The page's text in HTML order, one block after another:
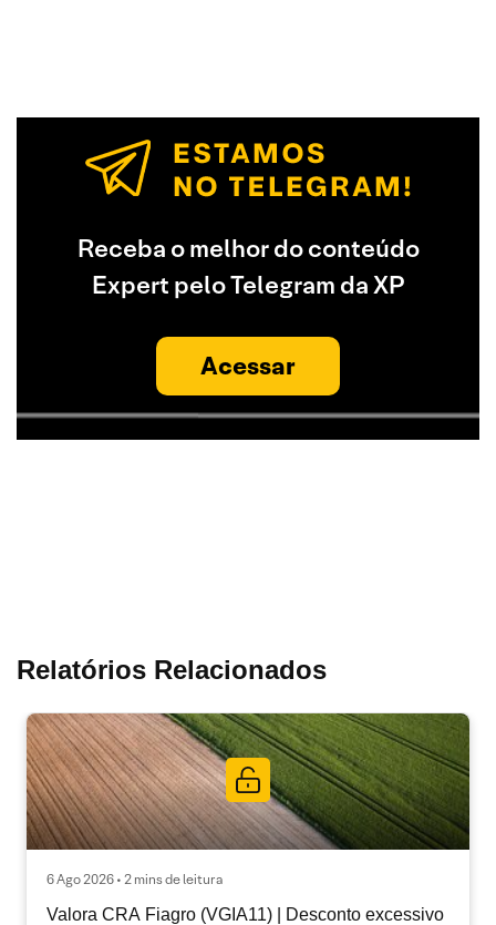
Receba o melhor do conteúdo
Expert pelo Telegram da XP
Acessar
Relatórios Relacionados
6 Ago 2026 • 2 mins de leitura
Valora CRA Fiagro (VGIA11) | Desconto excessivo